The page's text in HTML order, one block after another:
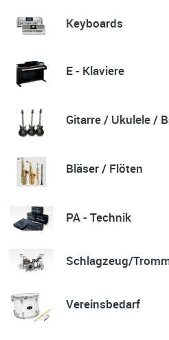
Quelle: Google-Rezension
Korrespondenz, Kommunikation und
Abholung der Ware reibungslos.
Sehr zu empfehlen....
auch nah!
Keyboards
E - Klaviere
Gitarre / Ukulele /
Bläser / Flöten
PA - Technik
Schlagzeug/
Vereinsbedarf